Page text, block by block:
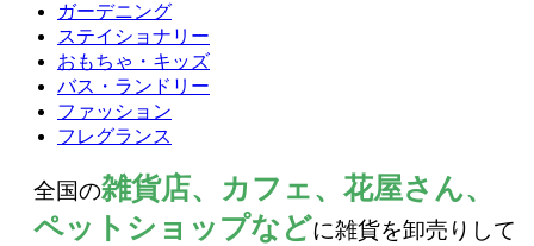
ガーデニング
ステイショナリー
おもちゃ・キッズ
バス・ランドリー
ファッション
フレグランス
全国の雑貨店、カフェ、花屋さん、
ペットショップなどに雑貨を卸売りして